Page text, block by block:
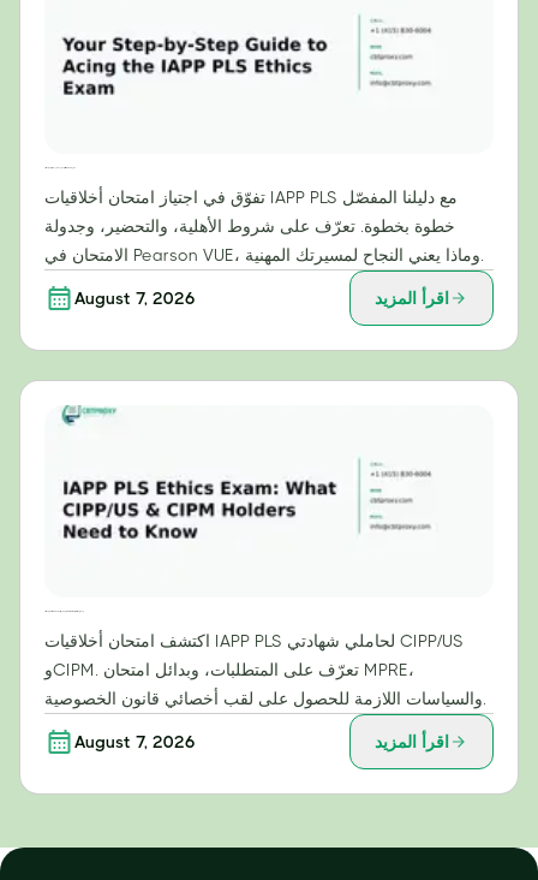
تفوّق في اجتياز امتحان أخلاقيات IAPP PLS مع دليلنا المفصّل
خطوة بخطوة. تعرّف على شروط الأهلية، والتحضير، وجدولة
August 7, 2026 اقرأ المزيد
اكتشف امتحان أخلاقيات IAPP PLS لحاملي شهادتي CIPP/US
وCIPM. تعرّف على المتطلبات، وبدائل امتحان MPRE،
August 7, 2026 اقرأ المزيد